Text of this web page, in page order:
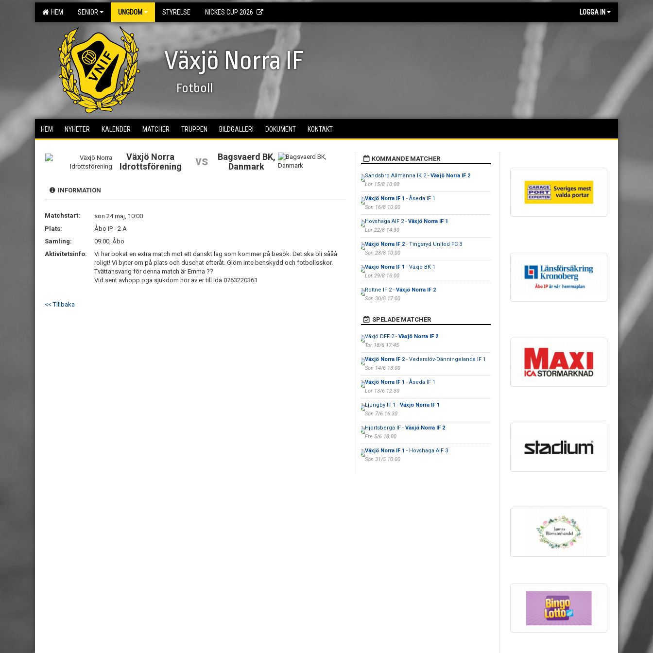
HEM SENIOR UNGDOM STYRELSE NICKES CUP 2026 LOGGA IN
Växjö Norra IF
Fotboll
HEM NYHETER KALENDER MATCHER TRUPPEN BILDGALLERI DOKUMENT KONTAKT
Växjö Norra
Idrottsförening
vs
Bagsvaerd BK,
Danmark
INFORMATION
Matchstart:
sön 24 maj, 10:00
Plats:
Åbo IP - 2 A
Samling:
09:00, Åbo
Aktivitetsinfo:
Vi har bokat en extra match mot ett danskt lag som kommer på besök. Det ska bli sååå
roligt! Vi byter om på plats och duschat efteråt. Glöm inte benskydd och fotbollsskor.
Tvättansvarig för denna match är Emma ??
Vid sent avhopp pga sjukdom hör av er till Ida 0763220361
<< Tillbaka
KOMMANDE MATCHER
Sandsbro Allmänna IK 2 - Växjö Norra IF 2
Lör 15/8 10:00
Växjö Norra IF 1 - Åseda IF 1
Sön 16/8 10:00
Hovshaga AIF 2 - Växjö Norra IF 1
Lör 22/8 14:30
Växjö Norra IF 2- Tingsryd United FC 3
Sön 23/8 10:00
Växjö Norra IF 1 - Växjö BK 1
Lör 29/8 16:00
Rottne IF 2 - Växjö Norra IF 2
Sön 30/8 17:00
SPELADE MATCHER
Växjö DFF 2 - Växjö Norra IF 2
Tor 18/6 17:45
Växjö Norra IF 2- Vederslöv-Dänningelanda IF 1
Sön 14/6 13:00
Växjö Norra IF 1 - Åseda IF 1
Lör 13/6 12:30
Ljungby IF 1 - Växjö Norra IF 1
Sön 7/6 16:30
Hjortsberga IF - Växjö Norra IF 2
Fre 5/6 18:00
Växjö Norra IF 1 - Hovshaga AIF 3
Sön 31/5 10:00